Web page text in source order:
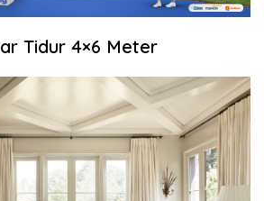
Tidur 4×6 Meter